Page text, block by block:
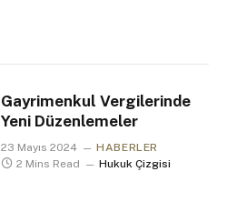
Gayrimenkul Vergilerinde
Yeni Düzenlemeler
23 Mayıs 2024
HABERLER
2 Mins Read
Hukuk Çizgisi